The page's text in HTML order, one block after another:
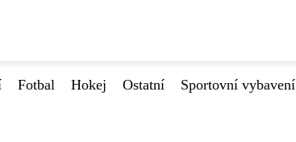
Fotbal Hokej Ostatní Sportovní vybavení